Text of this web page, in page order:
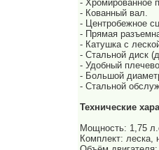
- Хромированное
- Кованный вал.
- Центробежное
- Прямая
- Катушка с
- Стальной диск
- Удобный
- Большой
- Стальной
Технические
Мощность: 1,75
Комплект: леска,